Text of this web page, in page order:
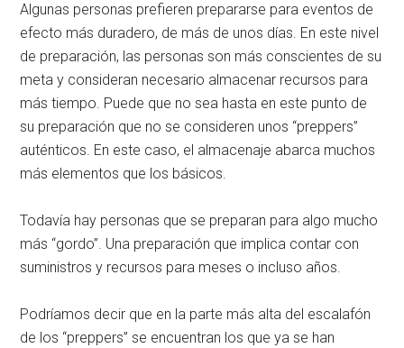
Algunas personas prefieren prepararse para eventos de
efecto más duradero, de más de unos días. En este nivel
de preparación, las personas son más conscientes de su
meta y consideran necesario almacenar recursos para
más tiempo. Puede que no sea hasta en este punto de
su preparación que no se consideren unos “preppers”
auténticos. En este caso, el almacenaje abarca muchos
más elementos que los básicos.
Todavía hay personas que se preparan para algo mucho
más “gordo”. Una preparación que implica contar con
suministros y recursos para meses o incluso años.
Podríamos decir que en la parte más alta del escalafón
de los “preppers” se encuentran los que ya se han